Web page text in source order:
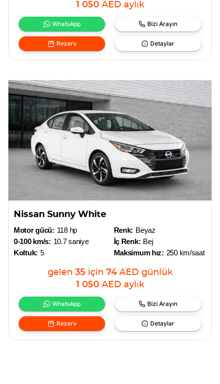
1 050 AED aylık
WhatsApp Bizi Arayın
Rezerv Detaylar
Nissan Sunny White
Motor gücü: 118 hp
0-100 km/s: 10.7 saniye
Koltuk: 5
Renk: Beyaz
İç Renk: Bej
Maksimum hız: 250 km/saat
gelen 35 için 74 AED günlük
1 050 AED aylık
WhatsApp Bizi Arayın
Rezerv Detaylar